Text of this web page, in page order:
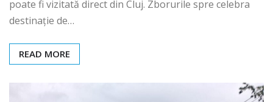
poate fi vizitată direct din Cluj. Zborurile spre celebra
destinație de…
READ MORE